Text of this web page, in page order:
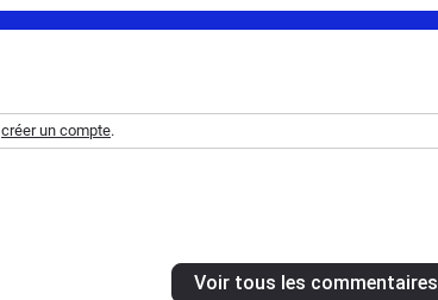
créer un compte.
Voir tous les commentaires